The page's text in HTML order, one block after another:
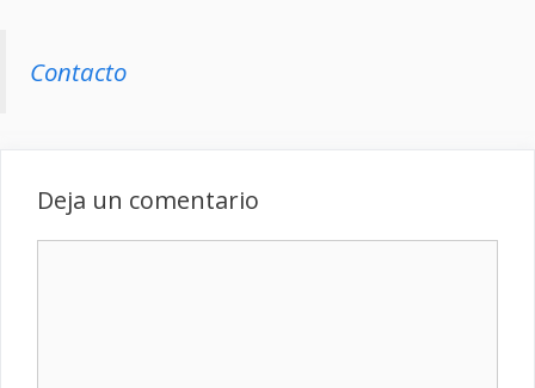
Contacto
Deja un comentario